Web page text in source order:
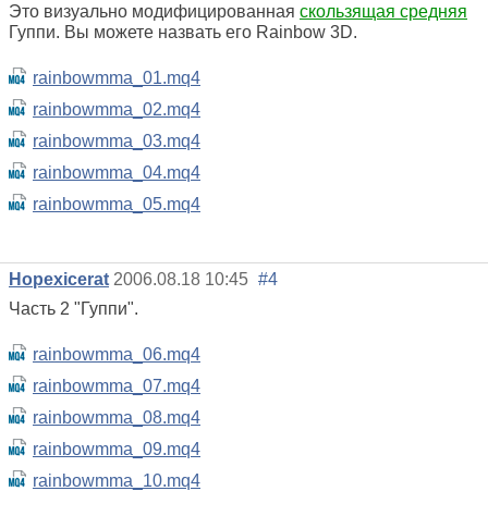
Это визуально модифицированная скользящая средняя
Гуппи. Вы можете назвать его Rainbow 3D.
rainbowmma_01.mq4
rainbowmma_02.mq4
rainbowmma_03.mq4
rainbowmma_04.mq4
rainbowmma_05.mq4
Hopexicerat 2006.08.18 10:45 #4
Часть 2 "Гуппи".
rainbowmma_06.mq4
rainbowmma_07.mq4
rainbowmma_08.mq4
rainbowmma_09.mq4
rainbowmma_10.mq4